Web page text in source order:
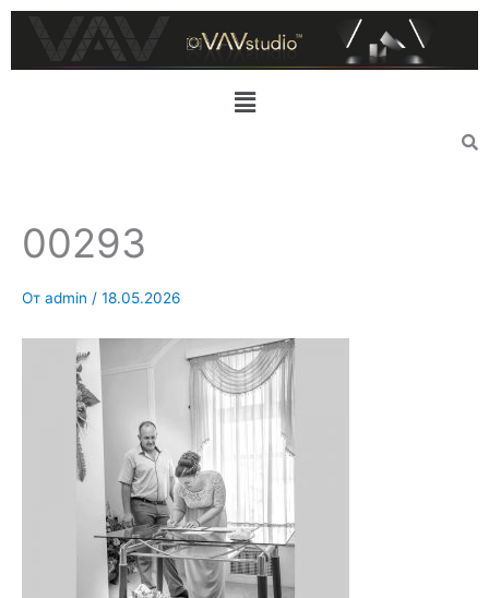
Перейти
содержимому
Меню
00293
От admin / 18.05.2026